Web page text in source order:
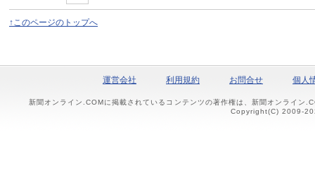
↑このページのトップへ
運営会社 利用規約 お問合せ 個人
新聞オンライン.COMに掲載されているコンテンツの著作権は、新聞オンライン
Copyright(C) 2009-